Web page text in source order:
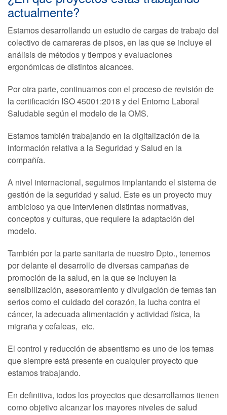
actualmente?
Estamos desarrollando un estudio de cargas de trabajo del
colectivo de camareras de pisos, en las que se incluye el
análisis de métodos y tiempos y evaluaciones
ergonómicas de distintos alcances.
Por otra parte, continuamos con el proceso de revisión de
la certificación ISO 45001:2018 y del Entorno Laboral
Saludable según el modelo de la OMS.
Estamos también trabajando en la digitalización de la
información relativa a la Seguridad y Salud en la
compañía.
A nivel internacional, seguimos implantando el sistema de
gestión de la seguridad y salud. Este es un proyecto muy
ambicioso ya que intervienen distintas normativas,
conceptos y culturas, que requiere la adaptación del
modelo.
También por la parte sanitaria de nuestro Dpto., tenemos
por delante el desarrollo de diversas campañas de
promoción de la salud, en la que se incluyen la
sensibilización, asesoramiento y divulgación de temas tan
serios como el cuidado del corazón, la lucha contra el
cáncer, la adecuada alimentación y actividad física, la
migraña y cefaleas, etc.
El control y reducción de absentismo es uno de los temas
que siempre está presente en cualquier proyecto que
estamos trabajando.
En definitiva, todos los proyectos que desarrollamos tienen
como objetivo alcanzar los mayores niveles de salud